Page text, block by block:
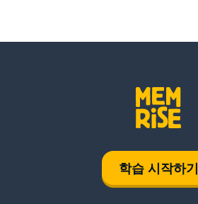
학습 시작하기